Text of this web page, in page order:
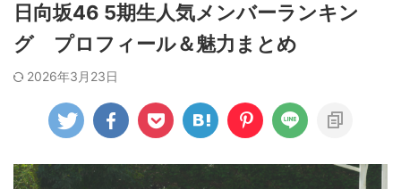
日向坂46 5期生人気メンバーランキン
グ プロフィール＆魅力まとめ
2026年3月23日